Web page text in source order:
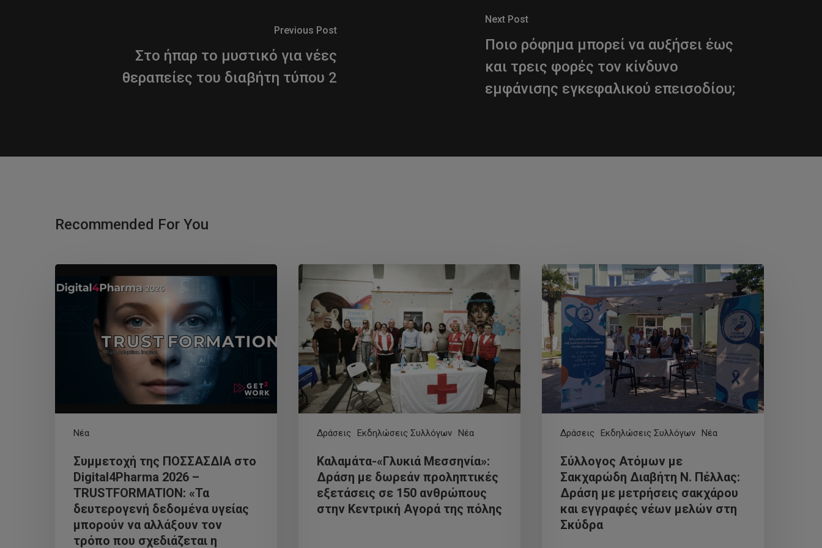
Previous Post
Στο ήπαρ το μυστικό για νέες
θεραπείες του διαβήτη τύπου 2
Next Post
Ποιο ρόφημα μπορεί να αυξήσει έως
και τρεις φορές τον κίνδυνο
εμφάνισης εγκεφαλικού επεισοδίου;
Recommended For You
Νέα
Συμμετοχή της ΠΟΣΣΑΣΔΙΑ στο
Digital4Pharma 2026 –
TRUSTFORMATION: «Τα
δευτερογενή δεδομένα υγείας
μπορούν να αλλάξουν τον
τρόπο που σχεδιάζεται η
Δράσεις Εκδηλώσεις Συλλόγων Νέα
Καλαμάτα-«Γλυκιά Μεσσηνία»:
Δράση με δωρεάν προληπτικές
εξετάσεις σε 150 ανθρώπους
στην Κεντρική Αγορά της πόλης
Δράσεις Εκδηλώσεις Συλλόγων Νέα
Σύλλογος Ατόμων με
Σακχαρώδη Διαβήτη Ν. Πέλλας:
Δράση με μετρήσεις σακχάρου
και εγγραφές νέων μελών στη
Σκύδρα